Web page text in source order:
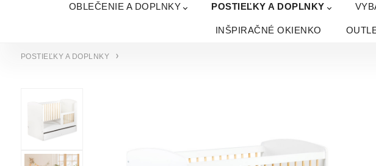
OBLEČENIE A DOPLNKY POSTIEĽKY A DOPLNKY
INŠPIRAČNÉ OKIENKO
POSTIEĽKY A DOPLNKY